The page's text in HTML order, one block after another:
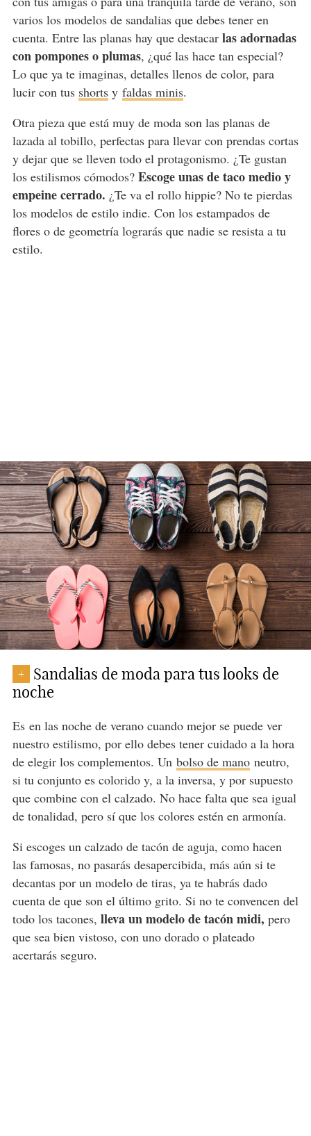
varios los modelos de sandalias que debes tener en
cuenta. Entre las planas hay que destacar las adornadas
con pompones o plumas, ¿qué las hace tan especial?
Lo que ya te imaginas, detalles llenos de color, para
lucir con tus shortsy faldas minis.
Otra pieza que está muy de moda son las planas de
lazada al tobillo, perfectas para llevar con prendas cortas
y dejar que se lleven todo el protagonismo. ¿Te gustan
los estilismos cómodos? Escoge unas de taco medio y
empeine cerrado. ¿Te va el rollo hippie? No te pierdas
los modelos de estilo indie. Con los estampados de
flores o de geometría lograrás que nadie se resista a tu
estilo.
+
Sandalias de moda para tus looks de
noche
Esen las noche de verano cuando mejor se puede ver
nuestro estilismo, por ello debes tener cuidado a la hora
de elegir los complementos. Un bolso de manoneutro,
si tu conjunto es colorido y, a la inversa, y por supuesto
que combine con el calzado. No hace falta que sea igual
de tonalidad, pero sí que los colores estén en armonía.
Si escoges un calzado de tacón de aguja, como hacen
las famosas, no pasarás desapercibida, más aún si te
decantas por un modelo de tiras, ya te habrás dado
cuenta de que son el último grito. Si no te convencen del
todo los tacones, lleva un modelo de tacón midi, pero
que sea bien vistoso, con uno dorado o plateado
acertarás seguro.